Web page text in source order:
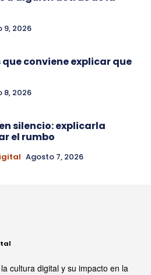
9, 2026
conviene explicar que
8, 2026
silencio: explicarla
el rumbo
Agosto 7, 2026
cultura digital y su impacto en la